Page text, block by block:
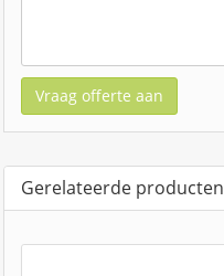
Vraag offerte aan
Gerelateerde producten